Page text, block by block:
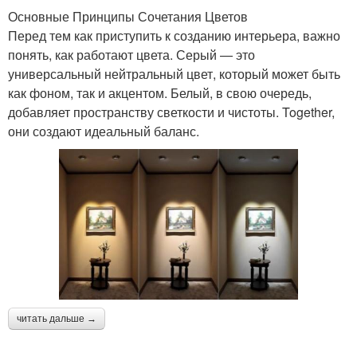
Основные Принципы Сочетания Цветов
Перед тем как приступить к созданию интерьера, важно
понять, как работают цвета. Серый — это
универсальный нейтральный цвет, который может быть
как фоном, так и акцентом. Белый, в свою очередь,
добавляет пространству светкости и чистоты. Together,
они создают идеальный баланс.
читать дальше →